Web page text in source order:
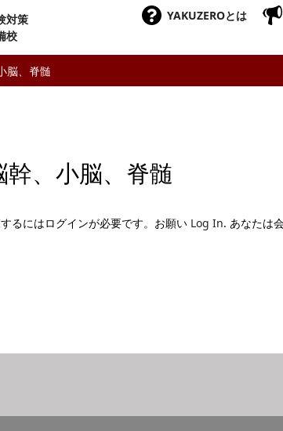
対策
校
YAKUZEROとは
脳、脊髄
幹、小脳、脊髄
るにはログインが必要です。お願い Log In. あなたは